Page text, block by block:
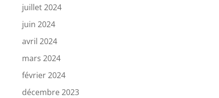
juillet 2024
juin 2024
avril 2024
mars 2024
février 2024
décembre 2023